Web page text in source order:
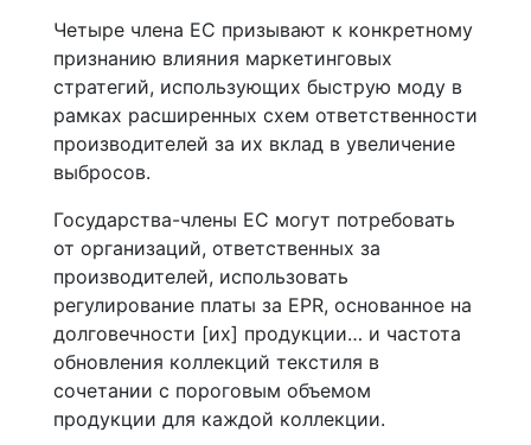
Четыре члена ЕС призывают к конкретному
признанию влияния маркетинговых
стратегий, использующих быструю моду в
рамках расширенных схем ответственности
производителей за их вклад в увеличение
выбросов.
Государства-члены ЕС могут потребовать
от организаций, ответственных за
производителей, использовать
регулирование платы за EPR, основанное на
долговечности [их] продукции… и частота
обновления коллекций текстиля в
сочетании с пороговым объемом
продукции для каждой коллекции.